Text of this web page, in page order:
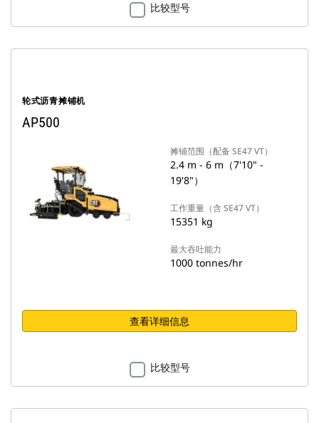
比较型号
轮式沥青摊铺机
AP500
摊铺范围（配备 SE47 VT）
2.4 m - 6 m（7'10" -
19'8"）
工作重量（含 SE47 VT）
15351 kg
最大吞吐能力
1000 tonnes/hr
查看详细信息
比较型号